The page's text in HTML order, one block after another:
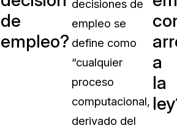
Artículos
Redacte archivos de video con
algoritmo mejorado
Casos Practicos
Vea cómo los clientes usan
sus necesidades de redacción
de
empleo?
decisiones de
empleo se
define como
“cualquier
proceso
computacional,
derivado del
a
la